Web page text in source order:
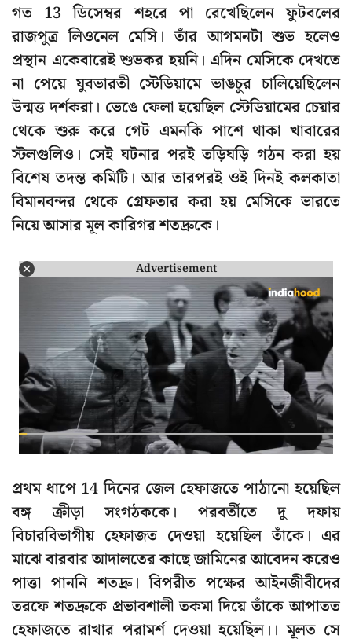
গত 13 ডিসেম্বর শহরে পা রেখেছিলেন ফুটবলের
রাজপুত্র লিওনেল মেসি। তাঁর আগমনটা শুভ হলেও
প্রস্থান একেবারেই শুভকর হয়নি। এদিন মেসিকে দেখতে
না পেয়ে যুবভারতী স্টেডিয়ামে ভাঙচুর চালিয়েছিলেন
উন্মত্ত দর্শকরা। ভেঙে ফেলা হয়েছিল স্টেডিয়ামের চেয়ার
থেকে শুরু করে গেট এমনকি পাশে থাকা খাবারের
স্টলগুলিও। সেই ঘটনার পরই তড়িঘড়ি গঠন করা হয়
বিশেষ তদন্ত কমিটি। আর তারপরই ওই দিনই কলকাতা
বিমানবন্দর থেকে গ্রেফতার করা হয় মেসিকে ভারতে
নিয়ে আসার মূল কারিগর শতদ্রুকে।
Advertisement
প্রথম ধাপে 14 দিনের জেল হেফাজতে পাঠানো হয়েছিল
বঙ্গ ক্রীড়া সংগঠককে। পরবর্তীতে দু দফায়
বিচারবিভাগীয় হেফাজত দেওয়া হয়েছিল তাঁকে। এর
মাঝে বারবার আদালতের কাছে জামিনের আবেদন করেও
পাত্তা পাননি শতদ্রু। বিপরীত পক্ষের আইনজীবীদের
তরফে শতদ্রুকে প্রভাবশালী তকমা দিয়ে তাঁকে আপাতত
হেফাজতে রাখার পরামর্শ দেওয়া হয়েছিল।। মূলত সে